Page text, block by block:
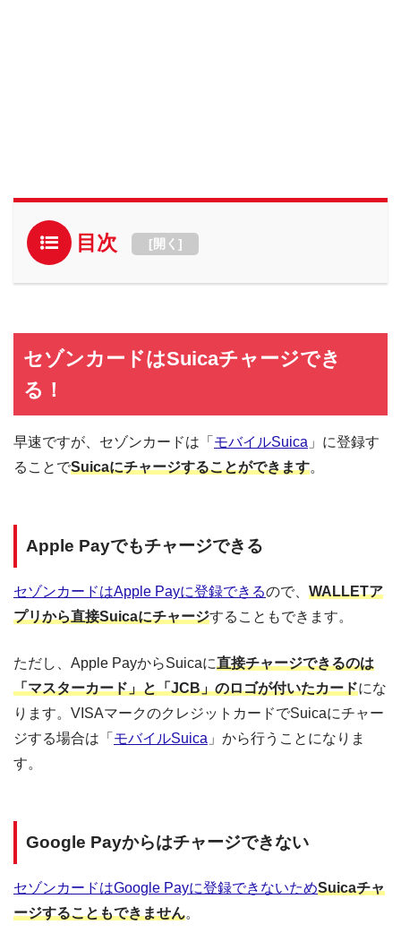
目次 [開く ]
セゾンカードはSuicaチャージでき
る！
早速ですが、セゾンカードは「 モバイルSuica 」に登録す
ることでSuicaにチャージすることができます。
Apple Payでもチャージできる
セゾンカードはApple Payに登録できるので、 WALLETア
プリから直接Suicaにチャージすることもできます。
ただし、Apple PayからSuicaに直接チャージできるのは
「マスターカード」と「JCB」のロゴが付いたカードにな
ります。VISAマークのクレジットカードでSuicaにチャー
ジする場合は「 モバイルSuica 」から行うことになりま
す。
Google Payからはチャージできない
セゾンカードはGoogle Payに登録できないためSuicaチャ
ージすることもできません。